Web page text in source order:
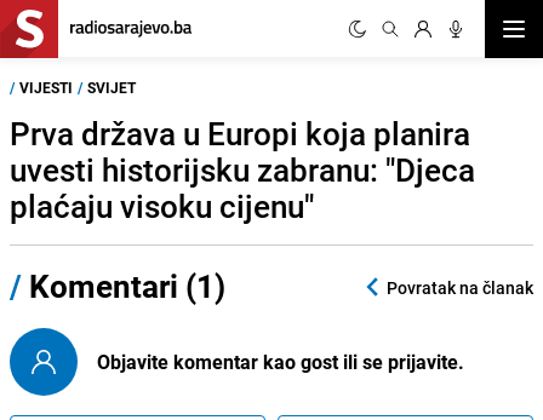
/ VIJESTI / SVIJET
Prva država u Europi koja planira
uvesti historijsku zabranu: "Djeca
plaćaju visoku cijenu"
/ Komentari (1) Povratak na članak
Objavite komentar kao gost ili se prijavite.